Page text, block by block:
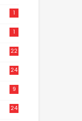
1
1
22
24
9
24